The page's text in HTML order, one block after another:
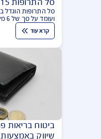
סל התרופות 2015 כבר כאן
ועומד על סך
והעשירים בעולם. יחד
פוליסות ביטוח הבריאות